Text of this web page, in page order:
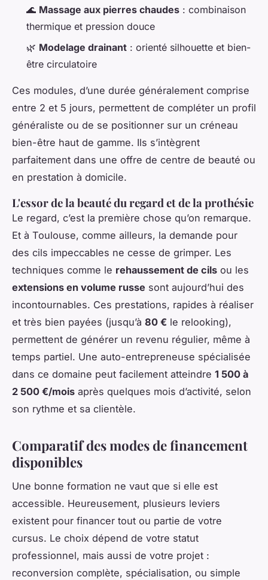
🌊 Massage aux pierres chaudes : combinaison
thermique et pression douce
🌿 Modelage drainant : orienté silhouette et bien-
être circulatoire
Ces modules, d’une durée généralement comprise
entre 2 et 5 jours, permettent de compléter un profil
généraliste ou de se positionner sur un créneau
bien-être haut de gamme. Ils s’intègrent
parfaitement dans une offre de centre de beauté ou
en prestation à domicile.
L'essor de la beauté du regard et de la prothésie
Le regard, c’est la première chose qu’on remarque.
Et à Toulouse, comme ailleurs, la demande pour
des cils impeccables ne cesse de grimper. Les
techniques comme le rehaussement de cils ou les
extensions en volume russe sont aujourd’hui des
incontournables. Ces prestations, rapides à réaliser
et très bien payées (jusqu’à 80 € le relooking),
permettent de générer un revenu régulier, même à
temps partiel. Une auto-entrepreneuse spécialisée
dans ce domaine peut facilement atteindre 1 500 à
2 500 €/mois après quelques mois d’activité, selon
son rythme et sa clientèle.
Comparatif des modes de financement
disponibles
Une bonne formation ne vaut que si elle est
accessible. Heureusement, plusieurs leviers
existent pour financer tout ou partie de votre
cursus. Le choix dépend de votre statut
professionnel, mais aussi de votre projet :
reconversion complète, spécialisation, ou simple